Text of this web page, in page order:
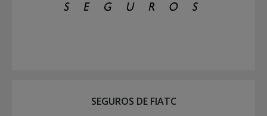
SEGUROS DE FIATC